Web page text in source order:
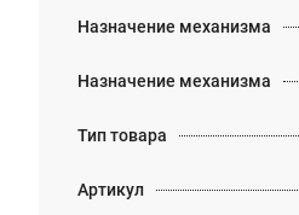
Назначение механизма
Назначение механизма
Тип товара
Артикул